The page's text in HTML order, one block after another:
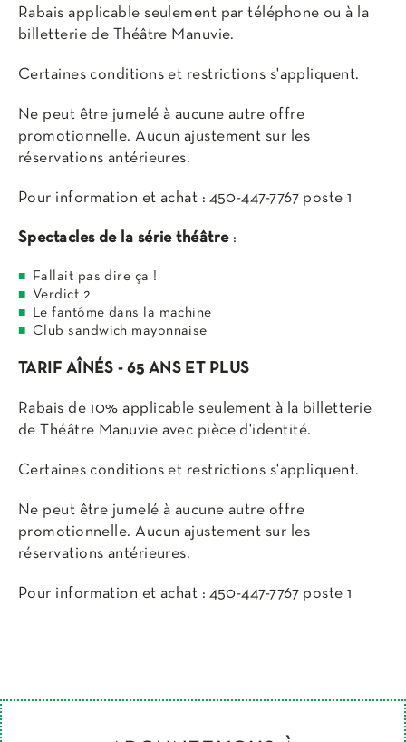
Rabais applicable seulement par téléphone ou à la
billetterie de Théâtre Manuvie.
Certaines conditions et restrictions s'appliquent.
Ne peut être jumelé à aucune autre offre
promotionnelle. Aucun ajustement sur les
réservations antérieures.
Pour information et achat : 450-447-7767 poste 1
Spectacles de la série théâtre:
Fallait pas dire ça !
Verdict 2
Le fantôme dans la machine
Club sandwich mayonnaise
TARIF AÎNÉS - 65 ANS ET PLUS
Rabais de 10% applicable seulement à la billetterie
de Théâtre Manuvie avec pièce d'identité.
Certaines conditions et restrictions s'appliquent.
Ne peut être jumelé à aucune autre offre
promotionnelle. Aucun ajustement sur les
réservations antérieures.
Pour information et achat : 450-447-7767 poste 1